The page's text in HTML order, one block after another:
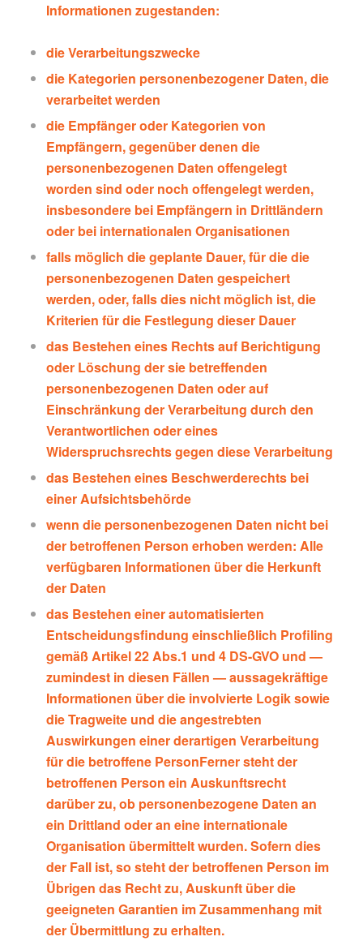
Informationen zugestanden:
die Verarbeitungszwecke
die Kategorien personenbezogener Daten, die
verarbeitet werden
die Empfänger oder Kategorien von
Empfängern, gegenüber denen die
personenbezogenen Daten offengelegt
worden sind oder noch offengelegt werden,
insbesondere bei Empfängern in Drittländern
oder bei internationalen Organisationen
falls möglich die geplante Dauer, für die die
personenbezogenen Daten gespeichert
werden, oder, falls dies nicht möglich ist, die
Kriterien für die Festlegung dieser Dauer
das Bestehen eines Rechts auf Berichtigung
oder Löschung der sie betreffenden
personenbezogenen Daten oder auf
Einschränkung der Verarbeitung durch den
Verantwortlichen oder eines
Widerspruchsrechts gegen diese Verarbeitung
das Bestehen eines Beschwerderechts bei
einer Aufsichtsbehörde
wenn die personenbezogenen Daten nicht bei
der betroffenen Person erhoben werden: Alle
verfügbaren Informationen über die Herkunft
der Daten
das Bestehen einer automatisierten
Entscheidungsfindung einschließlich Profiling
gemäß Artikel 22 Abs.1 und 4 DS-GVO und —
zumindest in diesen Fällen — aussagekräftige
Informationen über die involvierte Logik sowie
die Tragweite und die angestrebten
Auswirkungen einer derartigen Verarbeitung
für die betroffene PersonFerner steht der
betroffenen Person ein Auskunftsrecht
darüber zu, ob personenbezogene Daten an
ein Drittland oder an eine internationale
Organisation übermittelt wurden. Sofern dies
der Fall ist, so steht der betroffenen Person im
Übrigen das Recht zu, Auskunft über die
geeigneten Garantien im Zusammenhang mit
der Übermittlung zu erhalten.